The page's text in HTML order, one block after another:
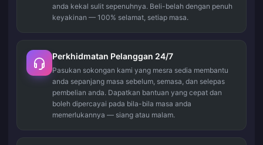
anda kekal sulit sepenuhnya. Beli-belah dengan penuh
keyakinan — 100% selamat, setiap masa.
Perkhidmatan Pelanggan 24/7
Pasukan sokongan kami yang mesra sedia membantu
anda sepanjang masa sebelum, semasa, dan selepas
pembelian anda. Dapatkan bantuan yang cepat dan
boleh dipercayai pada bila-bila masa anda
memerlukannya — siang atau malam.